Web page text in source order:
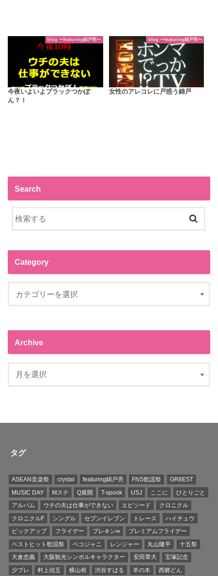
blog 〜featuring錦戸亮〜
今夜いよいよブラックつかぽ
ん？！
blog 〜featuring錦戸亮〜
女性のアレコレに戸惑う錦戸
Search
Category
Archive
タグ
ASEAN音楽祭 crystal featuring錦戸亮 FNS歌謡祭
GR8EST
MUSIC DAY
Mステ Q展開 T-spook USJ ここに
ひとりごと
アルバム
ウチの夫は仕事ができない エピソード
クロニクル
クロニクルF
シングル セブンイレブン トレース
ハイチュウ
ピックアップ
フライデー プレキン∞
プレミアムフライデー
ベストヒット歌謡祭
ペコジャニ レンジャー 丸山隆平
十五祭
大倉忠義
大阪観光シンボルキャラクター 安田章大
宝塚記念
少プレ
村上信五 横山裕 渋谷すばる 羊の木 西郷どん